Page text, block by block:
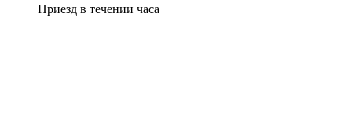
Приезд в течении часа